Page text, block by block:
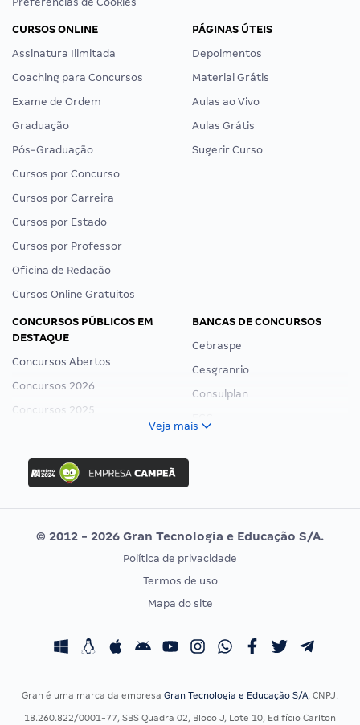
CURSOS ONLINE
Assinatura Ilimitada
Coaching para Concursos
Exame de Ordem
Graduação
Pós-Graduação
Cursos por Concurso
Cursos por Carreira
Cursos por Estado
Cursos por Professor
Oficina de Redação
Cursos Online Gratuitos
PÁGINAS ÚTEIS
Depoimentos
Material Grátis
Aulas ao Vivo
Aulas Grátis
Sugerir Curso
CONCURSOS PÚBLICOS EM
DESTAQUE
Concursos Abertos
Concursos 2026
Concursos 2025
Concurso Ibama
Concurso MPU
Editais publicados
BANCAS DE CONCURSOS
Cebraspe
Cesgranrio
Consulplan
Vunesp
CONCURSOS POR PROFISSÃO
Concursos Fiscais
EXAME DE ORDEM
Calendário OAB
Veja mais
© 2012 - 2026 Gran Tecnologia e Educação S/A.
Política de privacidade
Termos de uso
Mapa do site
Gran é uma marca da empresa Gran Tecnologia e Educação S/A, CNPJ:
18.260.822/0001-77, SBS Quadra 02, Bloco J, Lote 10, Edifício Carlton